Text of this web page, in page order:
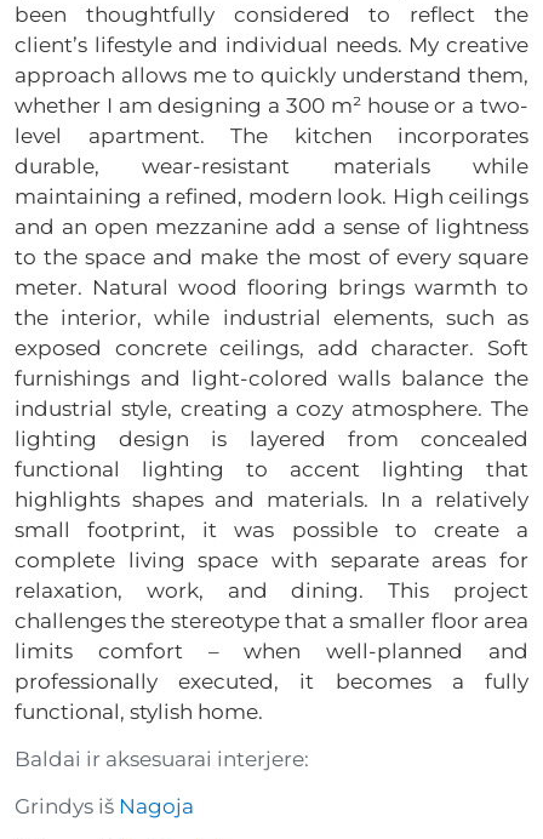
been thoughtfully considered to reflect the
client’s lifestyle and individual needs. My creative
approach allows me to quickly understand them,
whether I am designing a 300 m² house or a two-
level apartment. The kitchen incorporates
durable, wear-resistant materials while
maintaining a refined, modern look. High ceilings
and an open mezzanine add a sense of lightness
to the space and make the most of every square
meter. Natural wood flooring brings warmth to
the interior, while industrial elements, such as
exposed concrete ceilings, add character. Soft
furnishings and light-colored walls balance the
industrial style, creating a cozy atmosphere. The
lighting design is layered from concealed
functional lighting to accent lighting that
highlights shapes and materials. In a relatively
small footprint, it was possible to create a
complete living space with separate areas for
relaxation, work, and dining. This project
challenges the stereotype that a smaller floor area
limits comfort – when well-planned and
professionally executed, it becomes a fully
functional, stylish home.
Baldai ir aksesuarai interjere:
Grindys iš Nagoja